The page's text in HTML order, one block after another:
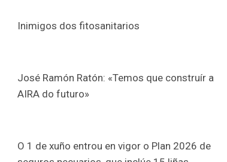
Inimigos dos fitosanitarios
José Ramón Ratón: «Temos que construír a
AIRA do futuro»
O 1 de xuño entrou en vigor o Plan 2026 de